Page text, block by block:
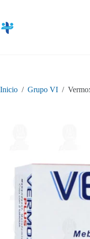
contenido
Inicio / Grupo VI /